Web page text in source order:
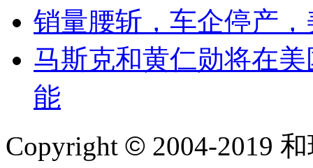
销量腰斩，车企停产
马斯克和黄仁勋将在
能
Copyright © 2004-2019